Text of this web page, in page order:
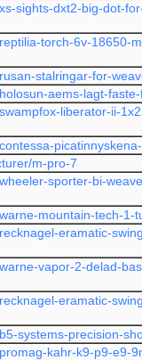
sights-dxt2-big-dot-
torch-6v-18650-
stalringar-for-
aems-lagt-
liberator-ii-
m-pro-7
sporter-bi-
mountain-tech-1-
eramatic-
vapor-2-delad-
eramatic-
systems-precision-
kahr-k9-p9-e9-